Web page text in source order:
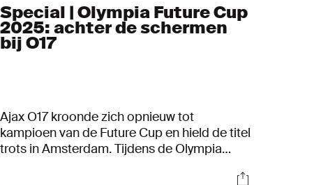
Special | Olympia Future Cup
2025: achter de schermen
bij O17
Ajax O17 kroonde zich opnieuw tot
kampioen van de Future Cup en hield de titel
trots in Amsterdam. Tijdens de Olympia
Socials